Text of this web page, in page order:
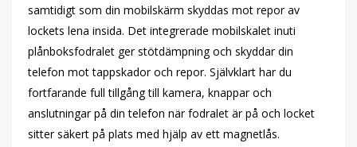
samtidigt som din mobilskärm skyddas mot repor av
lockets lena insida. Det integrerade mobilskalet inuti
plånboksfodralet ger stötdämpning och skyddar din
telefon mot tappskador och repor. Självklart har du
fortfarande full tillgång till kamera, knappar och
anslutningar på din telefon när fodralet är på och locket
sitter säkert på plats med hjälp av ett magnetlås.